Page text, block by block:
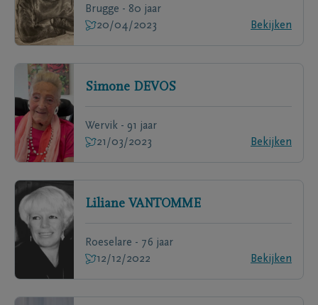
Brugge - 80 jaar
20/04/2023
Bekijken
Simone DEVOS
Wervik - 91 jaar
21/03/2023
Bekijken
Liliane VANTOMME
Roeselare - 76 jaar
12/12/2022
Bekijken